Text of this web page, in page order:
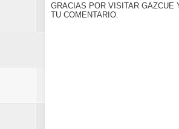
GRACIAS POR VISITAR GAZCUE
TU COMENTARIO.